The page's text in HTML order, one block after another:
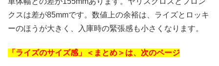
クスは差が85mmです。数値上の余裕は、ライズとロッキ
ーのほうが大きく、入庫時の緊張感も小さくなります。
「ライズのサイズ感」＜まとめ＞は、次のページ